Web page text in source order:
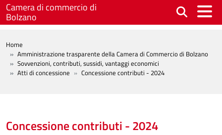
Salta al contenuto principale
Camera di commercio di
Bolzano
BREADCRUMB
Home
Amministrazione trasparente della Camera di Commercio di Bolzano
Sovvenzioni, contributi, sussidi, vantaggi economici
Atti di concessione
Concessione contributi - 2024
Concessione contributi - 2024